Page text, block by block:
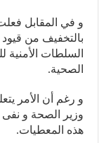
المقابل فعلت
الأمنية
أن الأمر يتعلق
المعطيات.